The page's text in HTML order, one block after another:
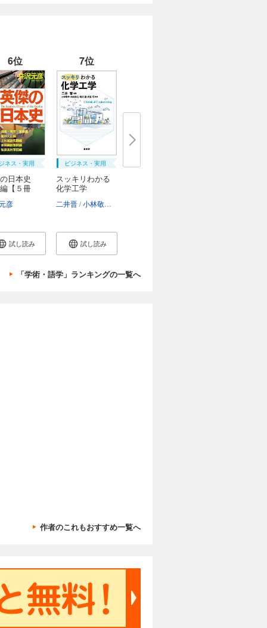
6位
ネス・実用
日本史
【５冊
彦
試し読み
7位
ビジネス・実用
スッキリわかる
化学工学
二井晋 小林敬幸
試し読み
「学術・語学」ランキングの一覧へ
作者のこれもおすすめ一覧へ